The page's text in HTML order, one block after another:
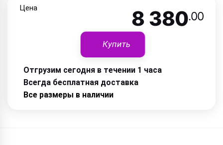
Цена 8 380.00
Купить
Отгрузим сегодня в течении 1 часа
Всегда бесплатная доставка
Все размеры в наличии